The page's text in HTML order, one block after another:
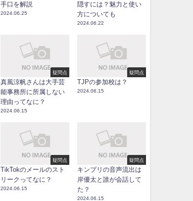
手口を解説
2024.06.25
隠すには？魅力と使い
方についても
2024.06.22
疑問点
真風涼帆さんは大手芸
能事務所に所属しない
理由ってなに？
2024.06.15
疑問点
TJPの参加校は？
2024.06.15
疑問点
TikTokのメールのスト
リークってなに？
2024.06.15
疑問点
キンプリの音声流出は
岸優太と誰が会話して
た？
2024.06.15